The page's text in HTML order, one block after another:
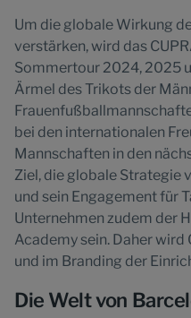
Um die globale Wirkung
verstärken, wird das
Sommertour 2024, 2025
Ärmel des Trikots der
bei den internationalen
Mannschaften in den
Ziel, die globale Strategie
und sein Engagement für
Unternehmen zudem der
Academy sein. Daher
und im Branding der
Die Welt von